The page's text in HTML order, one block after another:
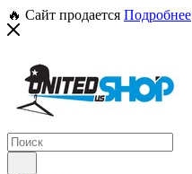
🔥 Сайт продается Подробнее